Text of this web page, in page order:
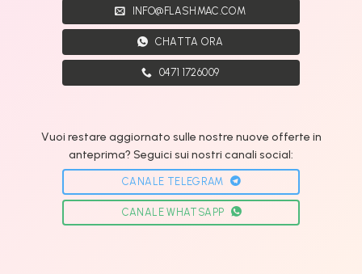
INFO@FLASHMAC.COM
CHATTA ORA
0471 1726009
Vuoi restare aggiornato sulle nostre nuove offerte in
anteprima? Seguici sui nostri canali social:
CANALE TELEGRAM
CANALE WHATSAPP